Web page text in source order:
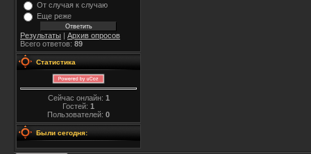
От случая к случаю
Еще реже
Результаты | Архив опросов
Всего ответов: 89
Статистика
Сейчас онлайн: 1
Гостей: 1
Пользователей: 0
Были сегодня: